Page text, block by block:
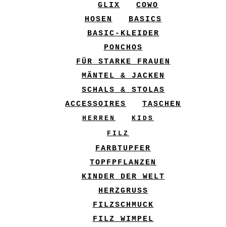
GLIX
COWO
HOSEN
BASICS
BASIC-KLEIDER
PONCHOS
FÜR STARKE FRAUEN
MÄNTEL & JACKEN
SCHALS & STOLAS
ACCESSOIRES
TASCHEN
HERREN
KIDS
FILZ
FARBTUPFER
TOPFPFLANZEN
KINDER DER WELT
HERZGRUSS
FILZSCHMUCK
FILZ WIMPEL